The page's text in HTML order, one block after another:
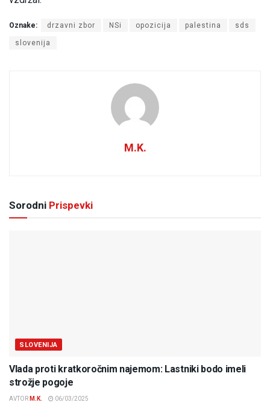
Oznake: drzavni zbor NSi opozicija palestina sds
slovenija
M.K.
Sorodni Prispevki
SLOVENIJA
Vlada proti kratkoročnim najemom: Lastniki bodo imeli
strožje pogoje
AVTOR M.K. 06/03/2025